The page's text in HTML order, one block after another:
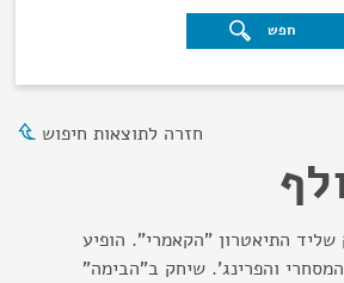
חפש
חזרה לתוצאות חיפוש
התיאטרון "הקאמרי". הופיע
והפרינג'. שיחק ב"הבימה"